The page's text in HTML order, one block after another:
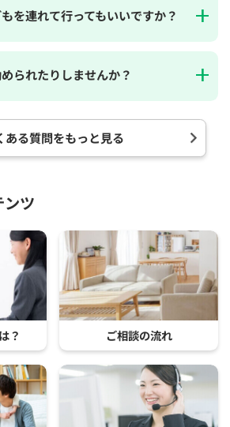
を連れて行ってもいいですか？
られたりしませんか？
ある質問をもっと見る
ツ
？ ご相談の流れ